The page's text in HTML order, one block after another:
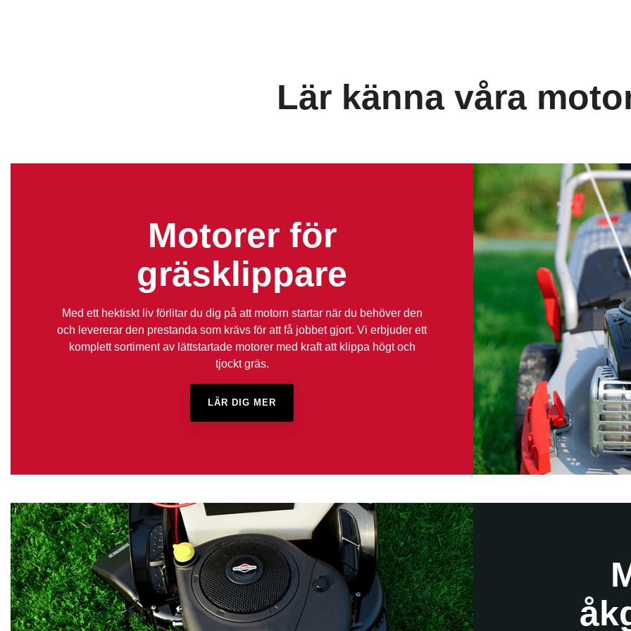
Lär känna våra
Motorer för
gräsklippare
Med ett hektiskt liv förlitar du dig på att motorn startar när du behöver den
och levererar den prestanda som krävs för att få jobbet gjort. Vi erbjuder ett
komplett sortiment av lättstartade motorer med kraft att klippa högt och
tjockt gräs.
LÄR DIG MER